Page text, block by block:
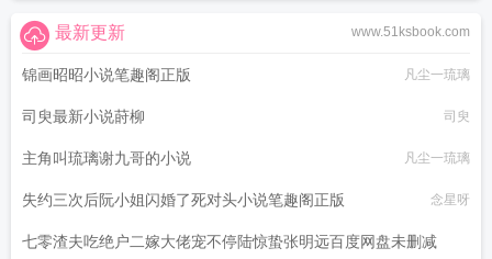
www.51ksbook.com
最新更新
锦画昭昭小说笔趣阁正版 凡尘一琉璃
司臾最新小说莳柳 司臾
主角叫琉璃谢九哥的小说 凡尘一琉璃
失约三次后阮小姐闪婚了死对头小说笔趣阁正版 念星呀
七零渣夫吃绝户二嫁大佬宠不停陆惊蛰张明远百度网盘未删减